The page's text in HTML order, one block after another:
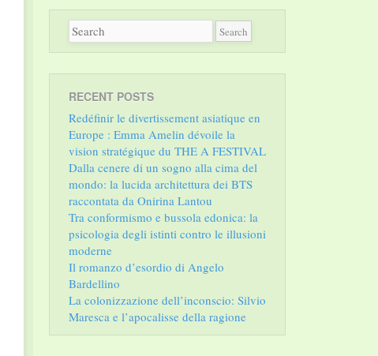
RECENT POSTS
Redéfinir le divertissement asiatique en
Europe : Emma Amelin dévoile la
vision stratégique du THE A FESTIVAL
Dalla cenere di un sogno alla cima del
mondo: la lucida architettura dei BTS
raccontata da Onirina Lantou
Tra conformismo e bussola edonica: la
psicologia degli istinti contro le illusioni
moderne
Il romanzo d’esordio di Angelo
Bardellino
La colonizzazione dell’inconscio: Silvio
Maresca e l’apocalisse della ragione